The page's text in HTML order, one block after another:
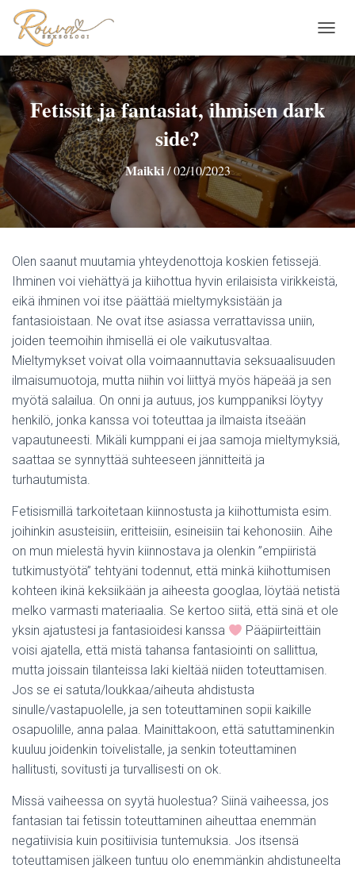
A
G
O
I
P
Ä
/
Fetissit ja fantasiat, ihmisen dark
side?
Maikki/02/10/2023
Olen saanut muutamia yhteydenottoja koskien fetissejä.
Ihminen voi viehättyä ja kiihottua hyvin erilaisista virikkeistä,
eikä ihminen voi itse päättää mieltymyksistään ja
fantasioistaan. Ne ovat itse asiassa verrattavissa uniin,
joiden teemoihin ihmisellä ei ole vaikutusvaltaa.
Mieltymykset voivat olla voimaannuttavia seksuaalisuuden
ilmaisumuotoja, mutta niihin voi liittyä myös häpeää ja sen
myötä salailua. On onni ja autuus, jos kumppaniksi löytyy
henkilö, jonka kanssa voi toteuttaa ja ilmaista itseään
vapautuneesti. Mikäli kumppani ei jaa samoja mieltymyksiä,
saattaa se synnyttää suhteeseen jännitteitä ja
turhautumista.
Fetisismillä tarkoitetaan kiinnostusta ja kiihottumista esim.
joihinkin asusteisiin, eritteisiin, esineisiin tai kehonosiin. Aihe
on mun mielestä hyvin kiinnostava ja olenkin ”empiiristä
tutkimustyötä” tehtyäni todennut, että minkä kiihottumisen
kohteen ikinä keksiikään ja aiheesta googlaa, löytää netistä
melko varmasti materiaalia. Se kertoo siitä, että sinä et ole
yksin ajatustesi ja fantasioidesi kanssa
Pääpiirteittäin
voisi ajatella, että mistä tahansa fantasiointi on sallittua,
mutta joissain tilanteissa laki kieltää niiden toteuttamisen.
Jos se ei satuta/loukkaa/aiheuta ahdistusta
sinulle/vastapuolelle, ja sen toteuttaminen sopii kaikille
osapuolille, anna palaa. Mainittakoon, että satuttaminenkin
kuuluu joidenkin toivelistalle, ja senkin toteuttaminen
hallitusti, sovitusti ja turvallisesti on ok.
Missä vaiheessa on syytä huolestua? Siinä vaiheessa, jos
fantasian tai fetissin toteuttaminen aiheuttaa enemmän
negatiivisia kuin positiivisia tuntemuksia. Jos itsensä
toteuttamisen jälkeen tuntuu olo enemmänkin ahdistuneelta